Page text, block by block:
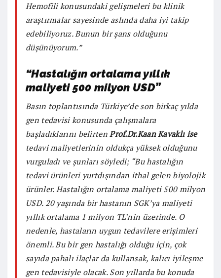
Hemofili konusundaki gelişmeleri bu klinik
araştırmalar sayesinde aslında daha iyi takip
edebiliyoruz. Bunun bir şans olduğunu
düşünüyorum.”
“Hastalığın ortalama yıllık
maliyeti 500 milyon USD”
Basın toplantısında Türkiye’de son birkaç yılda
gen tedavisi konusunda çalışmalara
başladıklarını belirtenProf.Dr.Kaan Kavaklı ise
tedavi maliyetlerinin oldukça yüksek olduğunu
vurguladı ve şunları söyledi; “Bu hastalığın
tedavi ürünleri yurtdışından ithal gelen biyolojik
ürünler. Hastalığın ortalama maliyeti 500 milyon
USD. 20 yaşında bir hastanın SGK’ya maliyeti
yıllık ortalama 1 milyon TL’nin üzerinde. O
nedenle, hastaların uygun tedavilere erişimleri
önemli. Bu bir gen hastalığı olduğu için, çok
sayıda pahalı ilaçlar da kullansak, kalıcı iyileşme
gen tedavisiyle olacak. Son yıllarda bu konuda